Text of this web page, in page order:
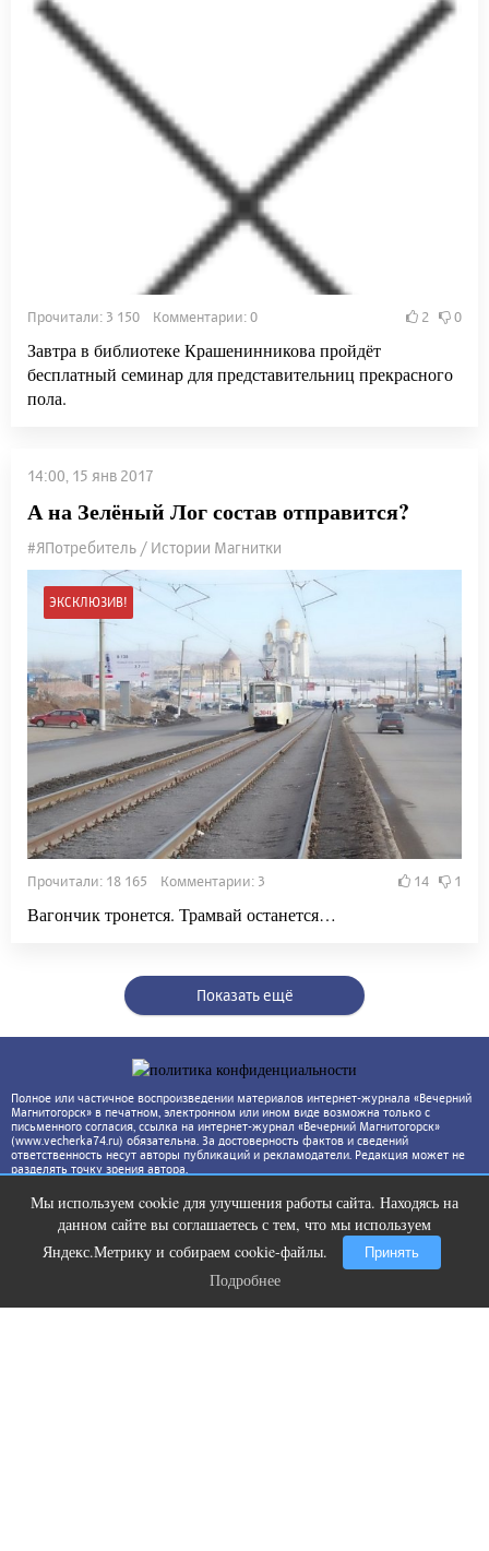
Прочитали: 3 150 Комментарии: 0 2 0
Завтра в библиотеке Крашенинникова пройдёт
бесплатный семинар для представительниц прекрасного
пола.
14:00, 15 янв 2017
А на Зелёный Лог состав отправится?
#ЯПотребитель / Истории Магнитки
ЭКСКЛЮЗИВ!
Прочитали: 18 165 Комментарии: 3 14 1
Вагончик тронется. Трамвай останется…
Показать ещё
Полное или частичное воспроизведении материалов интернет-журнала «Вечерний
Магнитогорск» в печатном, электронном или ином виде возможна только с
письменного согласия, ссылка на интернет-журнал «Вечерний Магнитогорск»
(www.vecherka74.ru) обязательна. За достоверность фактов и сведений
ответственность несут авторы публикаций и рекламодатели. Редакция может не
разделять точку зрения автора.
Мы используем cookie для улучшения работы сайта. Находясь на
данном сайте вы соглашаетесь с тем, что мы используем
Яндекс.Метрику и собираем cookie-файлы.
Принять
Подробнее
Ролик длится несколько секунд, а
смеяться вы будете долго
Подробнее